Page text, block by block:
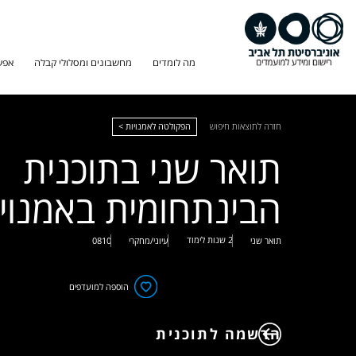
מה לומדים מחשבונים ומסלולי קבלה
חזרה לתוצאות חיפוש הפקולטה לאמנויות >
תואר שני בתוכנית
הבינתחומית
תואר שני 2 שנות לימוד עיוני/מחקרי 0810
הוספה למועדפים
הרשמה לתוכנית